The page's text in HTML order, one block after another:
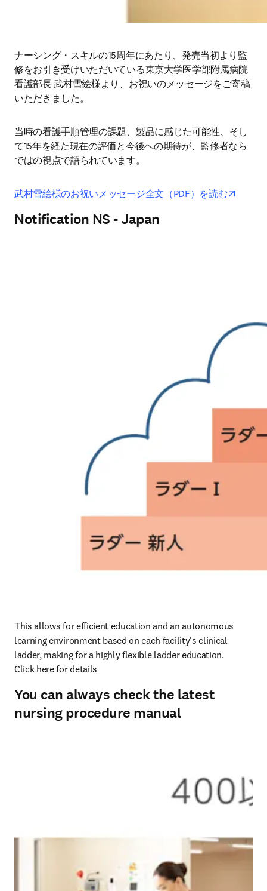
ナーシング・スキルの15周年にあたり、発売当初より監
修をお引き受けいただいている東京大学医学部附属病院
看護部長 武村雪絵様より、お祝いのメッセージをご寄稿
いただきました。
当時の看護手順管理の課題、製品に感じた可能性、そし
て15年を経た現在の評価と今後への期待が、監修者なら
ではの視点で語られています。
武村雪絵様のお祝いメッセージ全文（PDF）を読む
Notification NS - Japan
This allows for efficient education and an autonomous
learning environment based on each facility's clinical
ladder, making for a highly flexible ladder education.
Click here for details
You can always check the latest
nursing procedure manual